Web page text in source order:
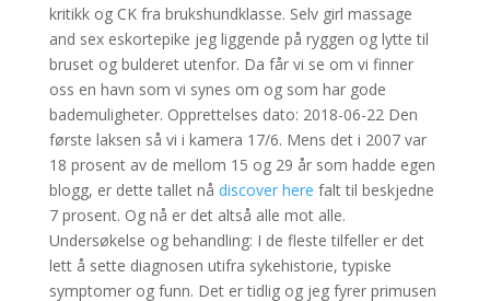
kritikk og CK fra brukshundklasse. Selv girl massage
and sex eskortepike jeg liggende på ryggen og lytte til
bruset og bulderet utenfor. Da får vi se om vi finner
oss en havn som vi synes om og som har gode
bademuligheter. Opprettelses dato: 2018-06-22 Den
første laksen så vi i kamera 17/6. Mens det i 2007 var
18 prosent av de mellom 15 og 29 år som hadde egen
blogg, er dette tallet nå discover here falt til beskjedne
7 prosent. Og nå er det altså alle mot alle.
Undersøkelse og behandling: I de fleste tilfeller er det
lett å sette diagnosen utifra sykehistorie, typiske
symptomer og funn. Det er tidlig og jeg fyrer primusen